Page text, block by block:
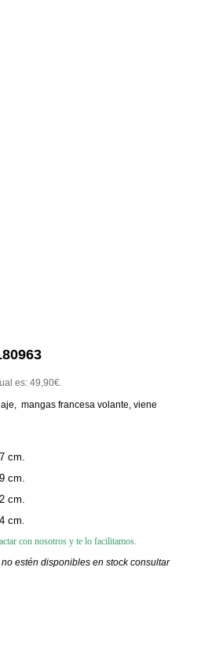
es: 49,90€.
mangas francesa volante, viene
cm.
cm.
cm.
cm.
con nosotros y te lo facilitamos.
estén disponibles en stock consultar